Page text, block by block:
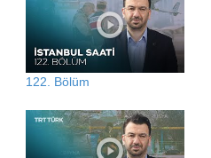
122. Bölüm